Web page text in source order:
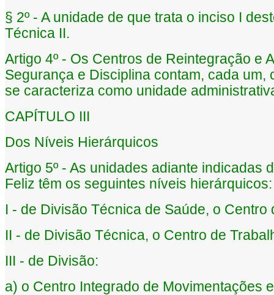
§ 2º - A unidade de que trata o inciso I
Técnica II.
Artigo 4º - Os Centros de Reintegração e
Segurança e Disciplina contam, cada
se caracteriza como unidade
CAPÍTULO III
Dos Níveis Hierárquicos
Artigo 5º - As unidades adiante indicadas
Feliz têm os seguintes níveis hierárquicos:
I - de Divisão Técnica de Saúde, o
II - de Divisão Técnica, o Centro de
III - de Divisão:
a) o Centro Integrado de Movimentações